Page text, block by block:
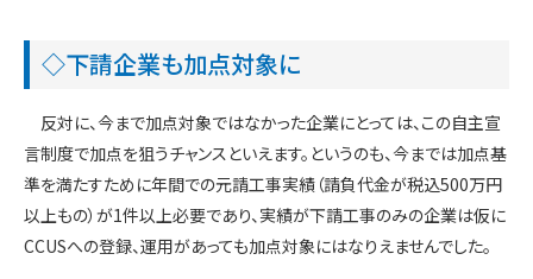
◇下請企業も加点対象に
反対に、今まで加点対象ではなかった企業にとっては、この自主宣
言制度で加点を狙うチャンスといえます。というのも、今までは加点基
準を満たすために年間での元請工事実績（請負代金が税込500万円
以上もの）が1件以上必要であり、実績が下請工事のみの企業は仮に
CCUSへの登録、運用があっても加点対象にはなりえませんでした。